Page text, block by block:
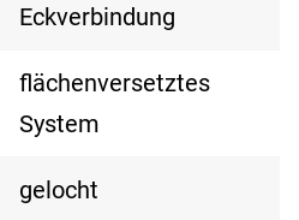
Eckverbindung
flächenversetztes
System
gelocht